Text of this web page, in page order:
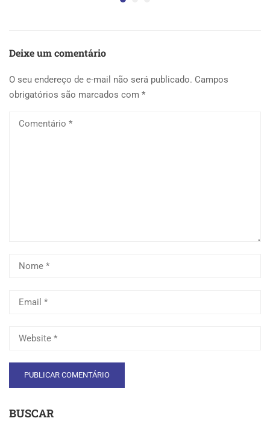
Deixe um comentário
O seu endereço de e-mail não será publicado. Campos
obrigatórios são marcados com *
BUSCAR